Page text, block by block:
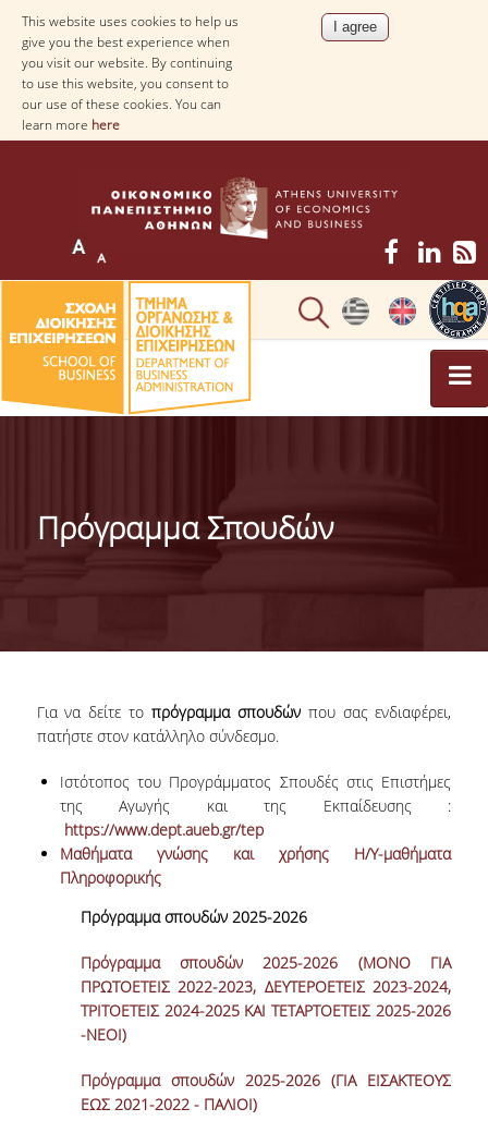
This website uses cookies to help us
give you the best experience when
you visit our website. By continuing
to use this website, you consent to
our use of these cookies. You can
learn more here
UNDERGRADUATE STUDIES
STUDENT ACADEMIC ADVISOR
Πρόγραμμα Σπουδών
Για να δείτε το πρόγραμμα σπουδών που σας ενδιαφέρει,
πατήστε στον κατάλληλο σύνδεσμο.
Ιστότοπος του Προγράμματος Σπουδές στις Επιστήμες
της Αγωγής και της Εκπαίδευσης :
https://www.dept.aueb.gr/tep
Μαθήματα γνώσης και χρήσης Η/Υ-μαθήματα
Πληροφορικής
Πρόγραμμα σπουδών 2025-2026
Πρόγραμμα σπουδών 2025-2026 (ΜΟΝΟ ΓΙΑ
ΠΡΩΤΟΕΤΕΙΣ 2022-2023, ΔΕΥΤΕΡΟΕΤΕΙΣ 2023-2024,
ΤΡΙΤΟΕΤΕΙΣ 2024-2025 ΚΑΙ ΤΕΤΑΡΤΟΕΤΕΙΣ 2025-2026
-ΝΕΟΙ)
Πρόγραμμα σπουδών 2025-2026 (ΓΙΑ ΕΙΣΑΚΤΕΟΥΣ
ΕΩΣ 2021-2022 - ΠΑΛΙΟΙ)